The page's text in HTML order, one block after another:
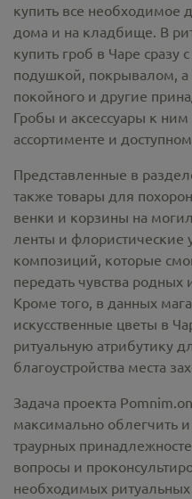
купить все
дома и на кладбище. В
купить гроб в Чаре сразу
подушкой, покрывалом,
покойного и другие
Гробы и аксессуары к
ассортименте и
Представленные в
также товары для
венки и корзины на
ленты и флористические
композиций, которые
передать чувства
Кроме того, в данных
искусственные цветы в
ритуальную атрибутику
благоустройства места
Задача проекта
максимально облегчить
траурных
вопросы и
необходимых